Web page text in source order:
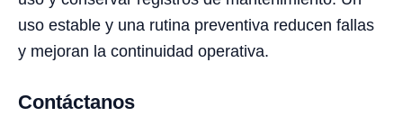
uso estable y una rutina preventiva reducen fallas
y mejoran la continuidad operativa.
Contáctanos